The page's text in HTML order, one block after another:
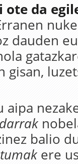
da
dauden
gisan,
aipa
balio
ere